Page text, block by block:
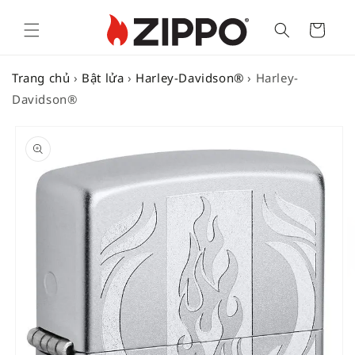
Cart
Trang chủ › Bật lửa › Harley-Davidson® › Harley-
Davidson®
PRODUCT
INFORMATION